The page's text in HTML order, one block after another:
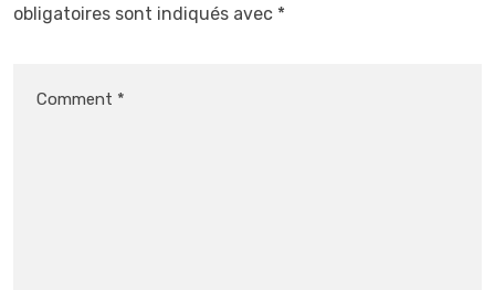
obligatoires sont indiqués avec *